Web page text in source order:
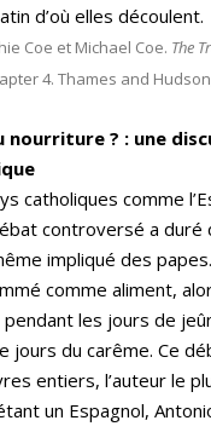
d’où elles découlent.
Coe et Michael Coe. The
4. Thames and
nourriture ? : une
catholiques comme
controversé a duré
impliqué des
comme aliment,
les jours de
jours du carême. Ce
entiers, l’auteur le
un Espagnol,